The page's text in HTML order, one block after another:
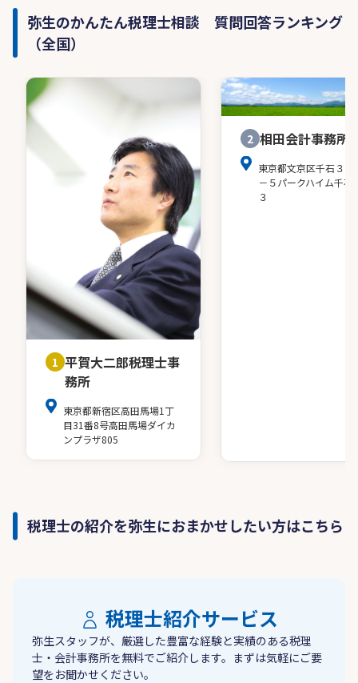
弥生のかんたん税理士相談 質問回答ランキング
（全国）
1 平賀大二郎税理士事
務所
東京都新宿区高田馬場1丁
目31番8号高田馬場ダイカ
ンプラザ805
2 相田会計事務所
東京都文京区千石３－
－５パークハイム千石
３
税理士の紹介を弥生におまかせしたい方はこちら
税理士紹介サービス
弥生スタッフが、厳選した豊富な経験と実績のある税理
士・会計事務所を無料でご紹介します。まずは気軽にご要
望をお聞かせください。